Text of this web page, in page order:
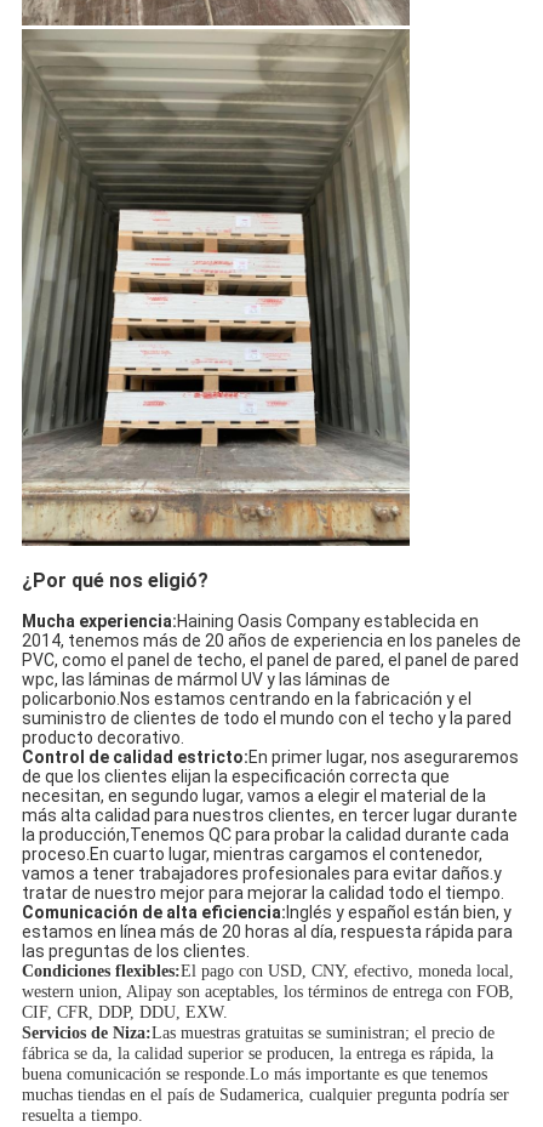
¿Por qué nos eligió?
Mucha experiencia:Haining Oasis Company establecida en
2014, tenemos más de 20 años de experiencia en los paneles de
PVC, como el panel de techo, el panel de pared, el panel de pared
wpc, las láminas de mármol UV y las láminas de
policarbonio.Nos estamos centrando en la fabricación y el
suministro de clientes de todo el mundo con el techo y la pared
producto decorativo.
Control de calidad estricto:En primer lugar, nos aseguraremos
de que los clientes elijan la especificación correcta que
necesitan, en segundo lugar, vamos a elegir el material de la
más alta calidad para nuestros clientes, en tercer lugar durante
la producción,Tenemos QC para probar la calidad durante cada
proceso.En cuarto lugar, mientras cargamos el contenedor,
vamos a tener trabajadores profesionales para evitar daños.y
tratar de nuestro mejor para mejorar la calidad todo el tiempo.
Comunicación de alta eficiencia: Inglés y español están bien, y
estamos en línea más de 20 horas al día, respuesta rápida para
las preguntas de los clientes.
Condiciones flexibles:El pago con USD, CNY, efectivo, moneda local,
western union, Alipay son aceptables, los términos de entrega con FOB,
CIF, CFR, DDP, DDU, EXW.
Servicios de Niza:Las muestras gratuitas se suministran; el precio de
fábrica se da, la calidad superior se producen, la entrega es rápida, la
buena comunicación se responde.Lo más importante es que tenemos
muchas tiendas en el país de Sudamerica, cualquier pregunta podría ser
resuelta a tiempo.